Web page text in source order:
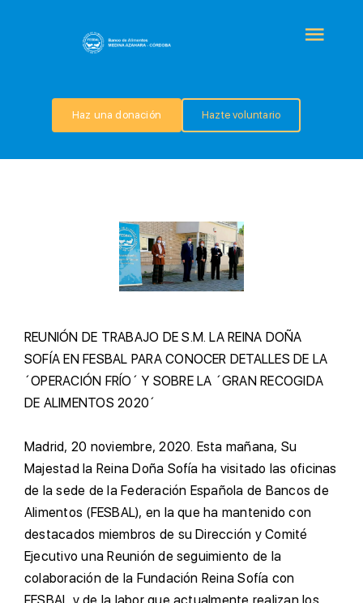
QUIÉNES SOMOS
TRANSPARENCIA
CONTACTO
Haz una donación Hazte voluntario
REUNIÓN DE TRABAJO DE S.M. LA REINA DOÑA
SOFÍA EN FESBAL PARA CONOCER DETALLES DE LA
´OPERACIÓN FRÍO´ Y SOBRE LA ´GRAN RECOGIDA
DE ALIMENTOS 2020´
Madrid, 20 noviembre, 2020. Esta mañana, Su
Majestad la Reina Doña Sofía ha visitado las oficinas
de la sede de la Federación Española de Bancos de
Alimentos (FESBAL), en la que ha mantenido con
destacados miembros de su Dirección y Comité
Ejecutivo una Reunión de seguimiento de la
colaboración de la Fundación Reina Sofía con